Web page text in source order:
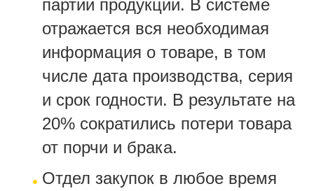
партии продукции. В системе
отражается вся необходимая
информация о товаре, в том
числе дата производства, серия
и срок годности. В результате на
20% сократились потери товара
от порчи и брака.
Отдел закупок в любое время